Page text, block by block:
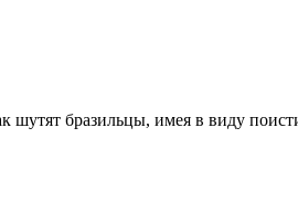
шутят бразильцы, имея в виду